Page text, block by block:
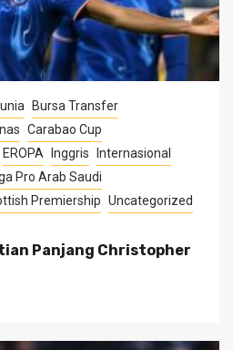
Bursa Transfer
Carabao Cup
EROPA Inggris
Internasional
Pro Arab Saudi
Premiership Uncategorized
Panjang Christopher